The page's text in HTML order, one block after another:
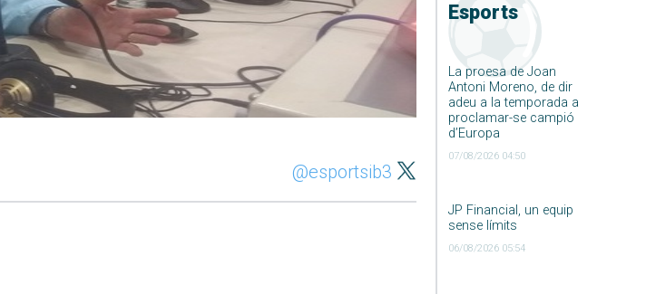
Esports
La proesa de Joan
Antoni Moreno, de dir
adeu a la temporada a
proclamar-se campió
d’Europa
07/08/2026 04:50
JP Financial, un equip
sense límits
06/08/2026 05:54
@esportsib3